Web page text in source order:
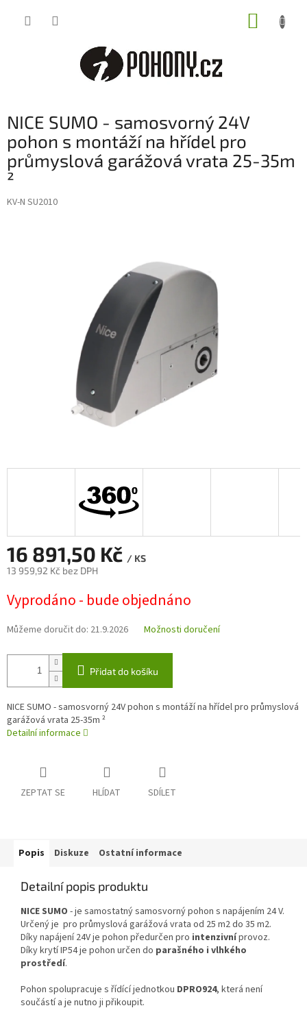
NICE SUMO - samosvorný 24V
pohon s montáží na hřídel pro
průmyslová garážová vrata 25-35m
²
KV-N SU2010
16 891,50 Kč / KS
13 959,92 Kč bez DPH
cena:
Vyprodáno - bude objednáno
Můžeme doručit do: 21.9.2026 Možnosti doručení
Přidat do košíku
NICE SUMO - samosvorný 24V pohon s montáží na hřídel pro průmyslová
garážová vrata 25-35m ²
Detailní informace
ZEPTAT SE HLÍDAT SDÍLET
Popis Diskuze Ostatní informace
Detailní popis produktu
NICE SUMO - je samostatný samosvorný pohon s napájením 24 V.
Určený je pro průmyslová garážová vrata od 25 m2 do 35 m2.
Díky napájení 24V je pohon předurčen pro intenzivníprovoz.
Díky krytí IP54 je pohon určen do parašného i vlhkého
prostředí.
Pohon spolupracuje s řídící jednotkou DPRO924, která není
součástí a je nutno ji přikoupit.